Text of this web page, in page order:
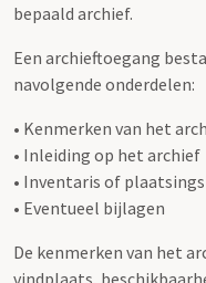
bepaald archief.
Een archieftoegang
navolgende onderdelen:
• Kenmerken van het
• Inleiding op het archief
• Inventaris of
• Eventueel bijlagen
De kenmerken van het
vindplaats,